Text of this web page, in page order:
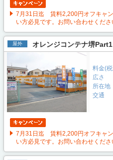
7月31日迄 賃料2,200円オフキャ
い方必見です。お問い合わせくださ
屋外 オレンジコンテナ堺Part1
料金(
広さ
所在地
交通
7月31日迄 賃料2,200円オフキャ
い方必見です。お問い合わせくださ